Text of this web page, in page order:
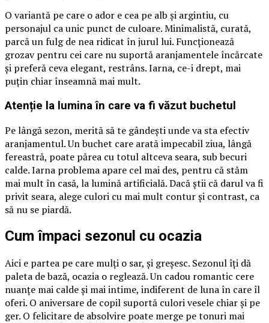
O variantă pe care o ador e cea pe alb și argintiu, cu
personajul ca unic punct de culoare. Minimalistă, curată,
parcă un fulg de nea ridicat în jurul lui. Funcționează
grozav pentru cei care nu suportă aranjamentele încărcate
și preferă ceva elegant, restrâns. Iarna, ce-i drept, mai
puțin chiar înseamnă mai mult.
Atenție la lumina în care va fi văzut buchetul
Pe lângă sezon, merită să te gândești unde va sta efectiv
aranjamentul. Un buchet care arată impecabil ziua, lângă
fereastră, poate părea cu totul altceva seara, sub becuri
calde. Iarna problema apare cel mai des, pentru că stăm
mai mult în casă, la lumină artificială. Dacă știi că darul va fi
privit seara, alege culori cu mai mult contur și contrast, ca
să nu se piardă.
Cum împaci sezonul cu ocazia
Aici e partea pe care mulți o sar, și greșesc. Sezonul îți dă
paleta de bază, ocazia o reglează. Un cadou romantic cere
nuanțe mai calde și mai intime, indiferent de luna în care îl
oferi. O aniversare de copil suportă culori vesele chiar și pe
ger. O felicitare de absolvire poate merge pe tonuri mai